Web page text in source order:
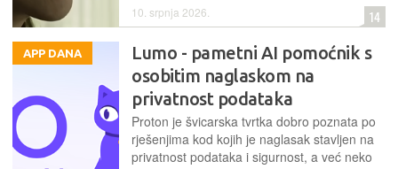
10. srpnja 2026. 14
APP DANA
Lumo - pametni AI pomoćnik s
osobitim naglaskom na
privatnost podataka
Proton je švicarska tvrtka dobro poznata po
rješenjima kod kojih je naglasak stavljen na
privatnost podataka i sigurnost, a već neko